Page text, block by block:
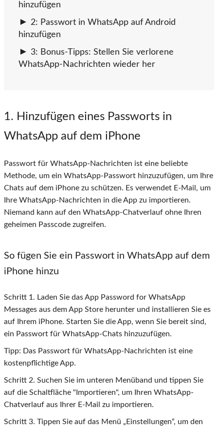
hinzufügen
2: Passwort in WhatsApp auf Android
hinzufügen
3: Bonus-Tipps: Stellen Sie verlorene
WhatsApp-Nachrichten wieder her
1. Hinzufügen eines Passworts in
WhatsApp auf dem iPhone
Passwort für WhatsApp-Nachrichten ist eine beliebte
Methode, um ein WhatsApp-Passwort hinzuzufügen, um Ihre
Chats auf dem iPhone zu schützen. Es verwendet E-Mail, um
Ihre WhatsApp-Nachrichten in die App zu importieren.
Niemand kann auf den WhatsApp-Chatverlauf ohne Ihren
geheimen Passcode zugreifen.
So fügen Sie ein Passwort in WhatsApp auf dem
iPhone hinzu
Schritt 1 . Laden Sie das App Password for WhatsApp
Messages aus dem App Store herunter und installieren Sie es
auf Ihrem iPhone. Starten Sie die App, wenn Sie bereit sind,
ein Passwort für WhatsApp-Chats hinzuzufügen.
Tipp: Das Passwort für WhatsApp-Nachrichten ist eine
kostenpflichtige App.
Schritt 2. Suchen Sie im unteren Menüband und tippen Sie
auf die Schaltfläche "Importieren", um Ihren WhatsApp-
Chatverlauf aus Ihrer E-Mail zu importieren.
Schritt 3. Tippen Sie auf das Menü „Einstellungen“, um den